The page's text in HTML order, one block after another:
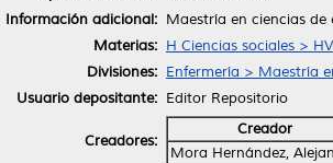
Información adicional: Maestría en ciencias
Materias: H Ciencias sociales >
Divisiones: Enfermería > Maestría
Usuario depositante: Editor Repositorio
Creadores:
Creador
Mora Hernández,